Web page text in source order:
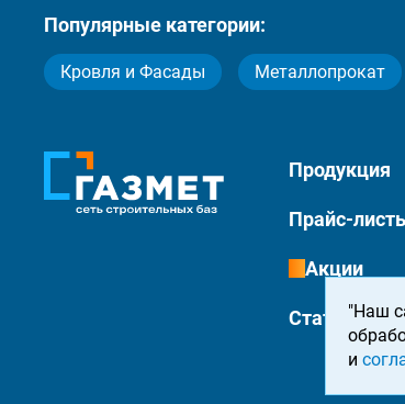
Популярные категории:
Кровля и Фасады Металлопрокат
Продукция
Прайс-
Акции
Статьи "Наш
и